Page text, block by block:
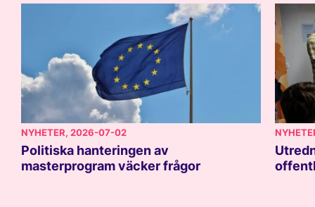
NYHETER, 2026-07-02
Politiska hanteringen av
masterprogram väcker frågor